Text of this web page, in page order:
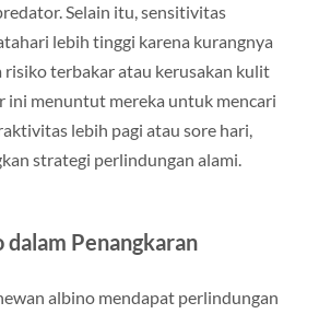
Selain itu, sensitivitas
lebih tinggi karena kurangnya
risiko terbakar atau kerusakan kulit
ini menuntut mereka untuk mencari
lebih pagi atau sore hari,
strategi perlindungan alami.
Penangkaran
albino mendapat perlindungan